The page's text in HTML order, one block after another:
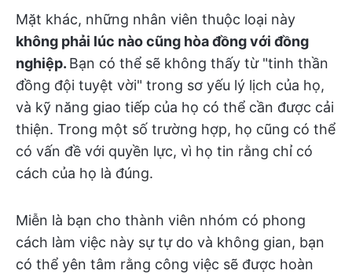
Mặt khác, những nhân viên thuộc loại này
không phải lúc nào cũng hòa đồng với đồng
nghiệp. Bạn có thể sẽ không thấy từ "tinh thần
đồng đội tuyệt vời" trong sơ yếu lý lịch của họ,
và kỹ năng giao tiếp của họ có thể cần được cải
thiện. Trong một số trường hợp, họ cũng có thể
có vấn đề với quyền lực, vì họ tin rằng chỉ có
cách của họ là đúng.
Miễn là bạn cho thành viên nhóm có phong
cách làm việc này sự tự do và không gian, bạn
có thể yên tâm rằng công việc sẽ được hoàn